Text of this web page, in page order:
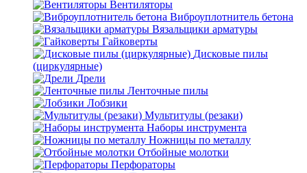
Вентиляторы
Виброуплотнитель бетона
Вязальщики арматуры
Гайковерты
Дисковые пилы
(циркулярные)
Дрели
Ленточные пилы
Лобзики
Мультитулы (резаки)
Наборы инструмента
Ножницы по металлу
Отбойные молотки
Перфораторы